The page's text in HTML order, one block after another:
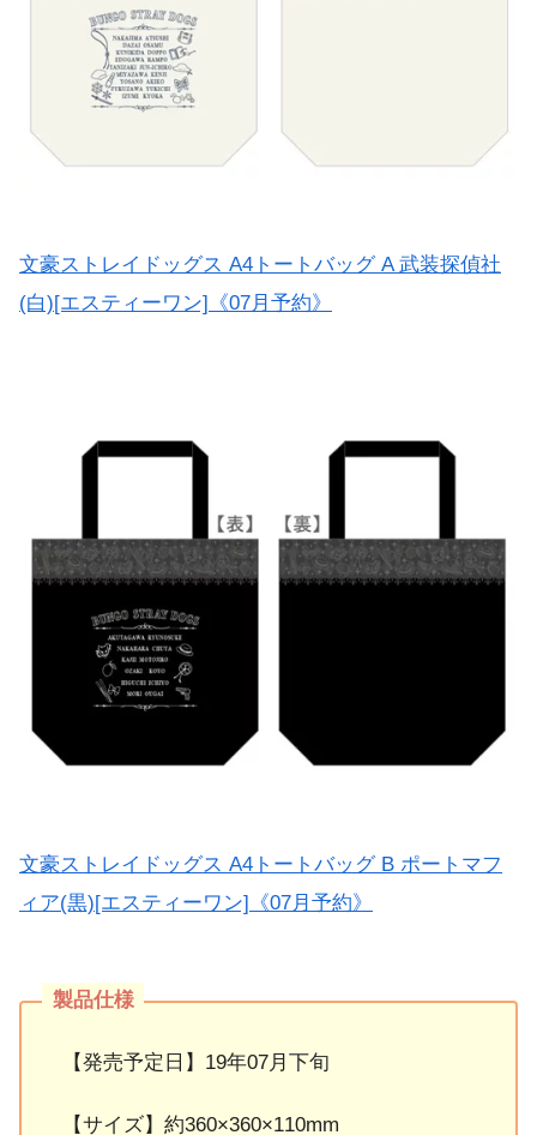
文豪ストレイドッグス A4トートバッグ A 武装探偵社
(白)[エスティーワン]《07月予約》
文豪ストレイドッグス A4トートバッグ B ポートマフ
ィア(黒)[エスティーワン]《07月予約》
【発売予定日】19年07月下旬
【サイズ】約360×360×110mm